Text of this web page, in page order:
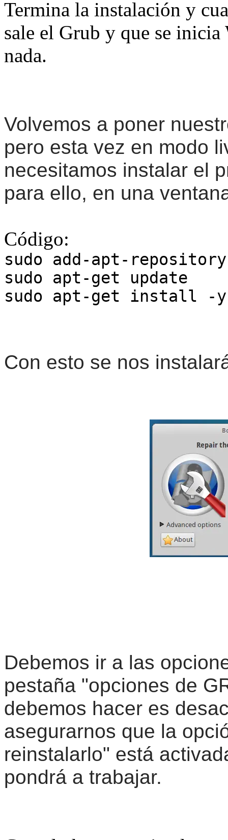
Termina la instalación y
sale el Grub y que se
nada.
Volvemos a poner
pero esta vez en modo
necesitamos instalar el
para ello, en una
Código:
sudo add-apt-
sudo apt-get update
sudo apt-get install -
Con esto se nos
Debemos ir a las
pestaña "opciones de
debemos hacer es
asegurarnos que la
reinstalarlo" está
pondrá a trabajar.